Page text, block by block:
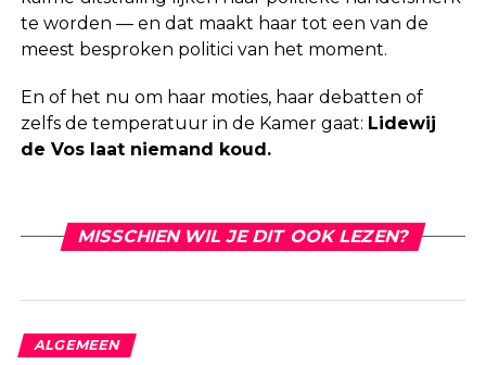
te worden — en dat maakt haar tot een van de
meest besproken politici van het moment.
En of het nu om haar moties, haar debatten of
zelfs de temperatuur in de Kamer gaat: Lidewij
de Vos laat niemand koud.
MISSCHIEN WIL JE DIT OOK LEZEN?
ALGEMEEN